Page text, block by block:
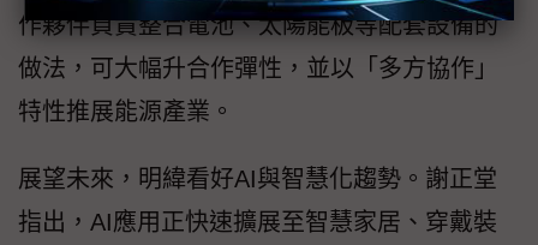
作夥伴負責整合電池、太陽能板等配套設備的
做法，可大幅升合作彈性，並以「多方協作」
特性推展能源產業。
展望未來，明緯看好AI與智慧化趨勢。謝正堂
指出，AI應用正快速擴展至智慧家居、穿戴裝